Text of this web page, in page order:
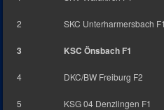
2 SKC Unterharmersbach F1
3 KSC Önsbach F1
4 DKC/BW Freiburg F2
5 KSG 04 Denzlingen F1